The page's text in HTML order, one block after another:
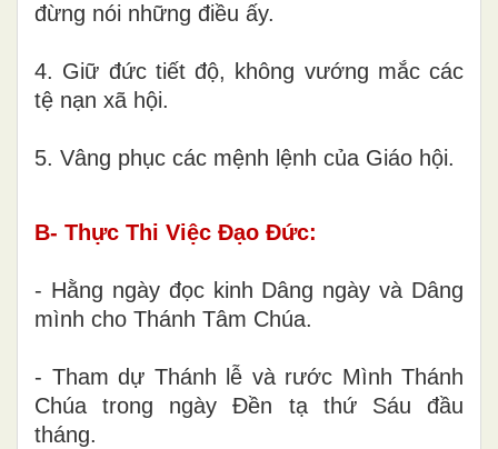
đừng nói những điều ấy.
4. Giữ đức tiết độ, không vướng mắc các
tệ nạn xã hội.
5. Vâng phục các mệnh lệnh của Giáo hội.
B- Thực Thi Việc Đạo Đức:
- Hằng ngày đọc kinh Dâng ngày và Dâng
mình cho Thánh Tâm Chúa.
- Tham dự Thánh lễ và rước Mình Thánh
Chúa trong ngày Đền tạ thứ Sáu đầu
tháng.